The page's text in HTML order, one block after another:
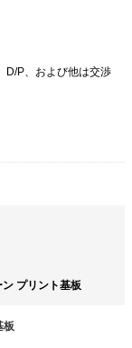
D/P、および他は交渉
プリント基板
板